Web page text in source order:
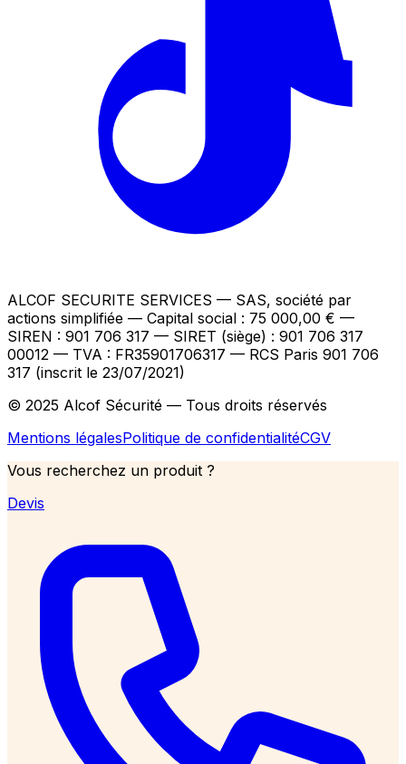
ALCOF SECURITE SERVICES — SAS, société par
actions simplifiée — Capital social : 75 000,00 € —
SIREN : 901 706 317 — SIRET (siège) : 901 706 317
00012 — TVA : FR35901706317 — RCS Paris 901 706
317 (inscrit le 23/07/2021)
© 2025 Alcof Sécurité — Tous droits réservés
Mentions légalesPolitique de confidentialitéCGV
Vous recherchez un produit ?
Devis